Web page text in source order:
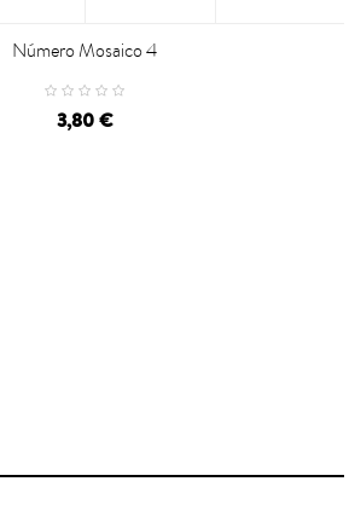
Número Mosaico 4
3,80 €